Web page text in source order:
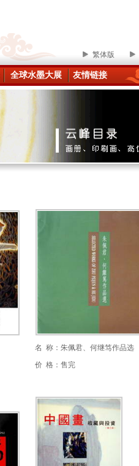
繁体版
全球水墨大展 友情链接
名 称：朱佩君、何继笃作品选
价 格：售完